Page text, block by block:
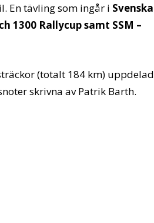
En tävling som ingår i Svenska
1300 Rallycup samt SSM –
(totalt 184 km) uppdelad
skrivna av Patrik Barth.